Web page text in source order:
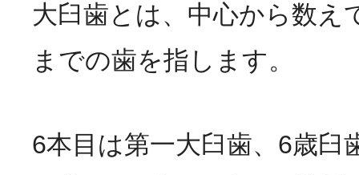
大臼歯とは、中心から数え
までの歯を指します。
6本目は第一大臼歯、6歳臼